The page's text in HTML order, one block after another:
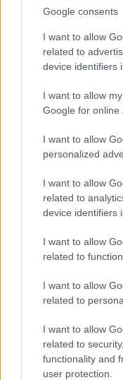
Google consents
I want to allow
related to
device identifiers
I want to allow
Google for online
I want to allow
personalized
I want to allow
related to
device identifiers
I want to allow
related to
I want to allow
related to
I want to allow
related to
functionality and
user protection.
Győrben
Macskákat!
szinhazhu•2015. március
Április 18-án
Madách Színház
előadást kellett